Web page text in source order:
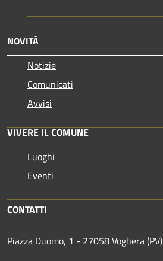
NOVITÀ
Notizie
Comunicati
Avvisi
VIVERE IL COMUNE
Luoghi
Eventi
CONTATTI
Piazza Duomo, 1 - 27058 Voghera (PV)